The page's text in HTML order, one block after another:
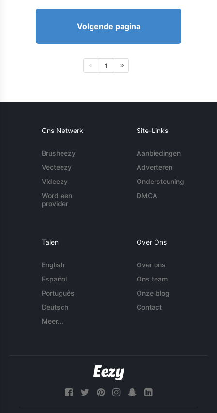
Volgende pagina
1
Ons Netwerk
Brusheezy
Vecteezy
Videezy
Word een
provider
Site-Links
Aanbiedingen
Adverteren
Ondersteuning
DMCA
Talen
English
Español
Português
Deutsch
Meer...
Over Ons
Over ons
Ons team
Onze blog
Contact